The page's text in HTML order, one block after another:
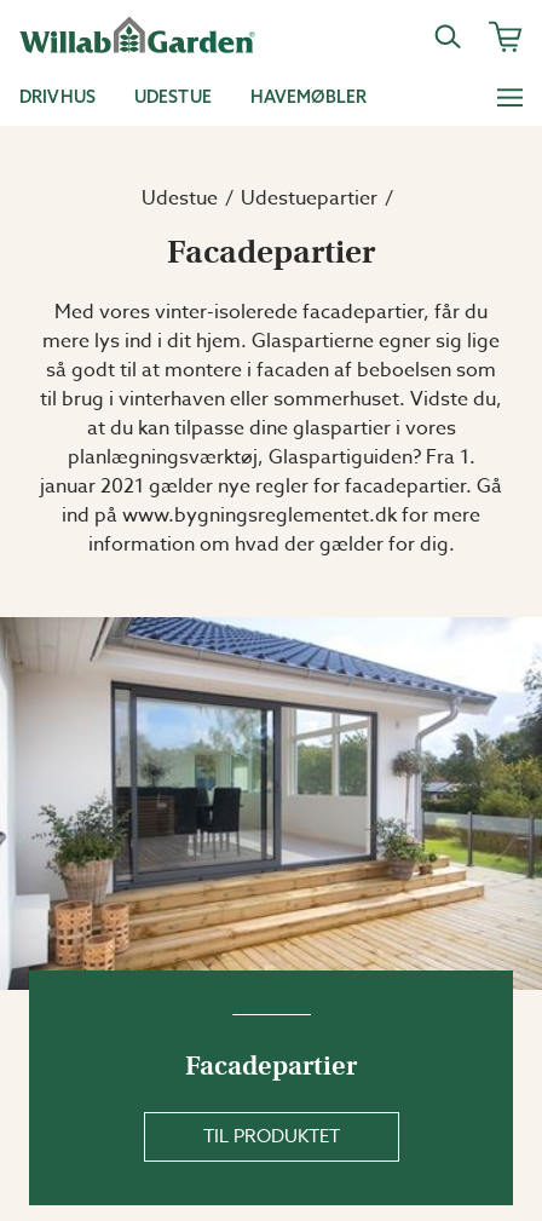
DRIVHUS UDESTUE HAVEMØBLER
Udestue Udestuepartier
Facadepartier
Med vores vinter-isolerede facadepartier, får du
mere lys ind i dit hjem. Glaspartierne egner sig lige
så godt til at montere i facaden af beboelsen som
til brug i vinterhaven eller sommerhuset. Vidste du,
at du kan tilpasse dine glaspartier i vores
planlægningsværktøj, Glaspartiguiden? Fra 1.
januar 2021 gælder nye regler for facadepartier. Gå
ind på www.bygningsreglementet.dk for mere
information om hvad der gælder for dig.
Facadepartier
TIL PRODUKTET